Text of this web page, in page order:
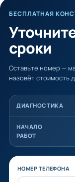
БЕСПЛАТНАЯ
сроки
Оставьте номер —
назовёт стоимость
ДИАГНОСТИКА
НАЧАЛО
РАБОТ
Не заполняйте
НОМЕР ТЕЛЕФОНА